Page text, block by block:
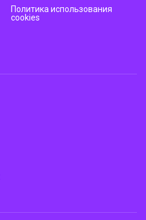
Политика использования
cookies